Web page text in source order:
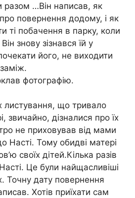
разом …Він написав, як
повернення додому, і як
ті побачення в парку, коли
знову зізнався їй у
його, не виходити
фотографію.
листування, що тривало
звичайно, дізналися про їх
не приховував від мами
Насті. Тому обидві матері
своїх дітей.Кілька разів
Це були найщасливіші
Точну дату повернення
Хотів приїхати сам